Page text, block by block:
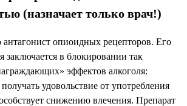
(назначает только врач!)
опиоидных рецепторов. Его
заключается в блокировании так
эффектов алкоголя:
получать удовольствие от употребления
снижению влечения. Препарат